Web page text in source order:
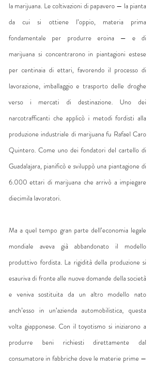
la marijuana. Le coltivazioni di papavero — la pianta
da cui si ottiene l’oppio, materia prima
fondamentale per produrre eroina — e di
marijuana si concentrarono in piantagioni estese
per centinaia di ettari, favorendo il processo di
lavorazione, imballaggio e trasporto delle droghe
verso i mercati di destinazione. Uno dei
narcotrafficanti che applicò i metodi fordisti alla
produzione industriale di marijuana fu Rafael Caro
Quintero. Come uno dei fondatori del cartello di
Guadalajara, pianificò e sviluppò una piantagione di
6.000 ettari di marijuana che arrivò a impiegare
diecimila lavoratori.
Ma a quel tempo gran parte dell’economia legale
mondiale aveva già abbandonato il modello
produttivo fordista. La rigidità della produzione si
esauriva di fronte alle nuove domande della società
e veniva sostituita da un altro modello nato
anch’esso in un’azienda automobilistica, questa
volta giapponese. Con il toyotismo si iniziarono a
produrre beni richiesti direttamente dal
consumatore in fabbriche dove le materie prime —